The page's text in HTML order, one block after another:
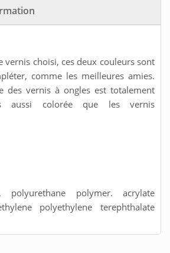
vernis choisi, ces deux couleurs sont
comme les meilleures amies.
des vernis à ongles est totalement
aussi colorée que les vernis
polyurethane polymer. acrylate
polyethylene terephthalate